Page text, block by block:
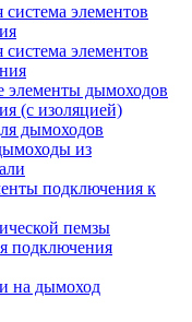
элементов
элементов
элементы дымоходов
(с изоляцией)
дымоходов
из
подключения к
пемзы
подключения
на дымоход